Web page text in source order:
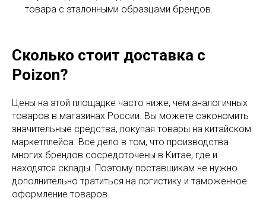
товара с эталонными образцами брендов.
Сколько стоит доставка с
Poizon?
Цены на этой площадке часто ниже, чем аналогичных
товаров в магазинах России. Вы можете сэкономить
значительные средства, покупая товары на китайском
маркетплейса. Все дело в том, что производства
многих брендов сосредоточены в Китае, где и
находятся склады. Поэтому поставщикам не нужно
дополнительно тратиться на логистику и таможенное
оформление товаров.